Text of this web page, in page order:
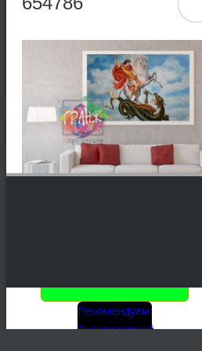
Рекомендуем:
Эксклюзивный